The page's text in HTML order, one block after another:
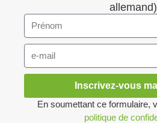
Inscrivez-vous
En soumettant ce formulaire,
politique de